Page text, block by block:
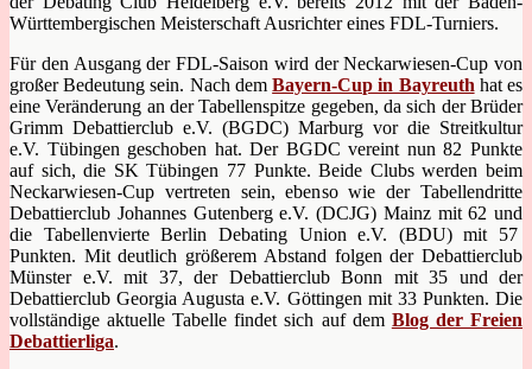
Württembergischen Meisterschaft Ausrichter eines FDL-Turniers.
Für den Ausgang der FDL-Saison wird der Neckarwiesen-Cup von
großer Bedeutung sein. Nach demBayern-Cup in Bayreuth hat es
eine Veränderung an der Tabellenspitze gegeben, da sich der Brüder
Grimm Debattierclub e.V. (BGDC) Marburg vor die Streitkultur
e.V. Tübingen geschoben hat. Der BGDC vereint nun 82 Punkte
auf sich, die SK Tübingen 77 Punkte. Beide Clubs werden beim
Neckarwiesen-Cup vertreten sein, ebenso wie der Tabellendritte
Debattierclub Johannes Gutenberg e.V. (DCJG) Mainz mit 62 und
die Tabellenvierte Berlin Debating Union e.V. (BDU) mit 57
Punkten. Mit deutlich größerem Abstand folgen der Debattierclub
Münster e.V. mit 37, der Debattierclub Bonn mit 35 und der
Debattierclub Georgia Augusta e.V. Göttingen mit 33 Punkten. Die
vollständige aktuelle Tabelle findet sich auf dem Blog der Freien
Debattierliga.